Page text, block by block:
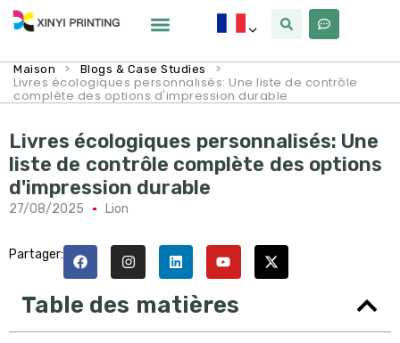
Maison > Blogs & Case Studies >
Livres écologiques personnalisés: Une liste de contrôle
complète des options d'impression durable
Livres écologiques personnalisés: Une
liste de contrôle complète des options
d'impression durable
27/08/2025 Lion
Partager:
Table des matières